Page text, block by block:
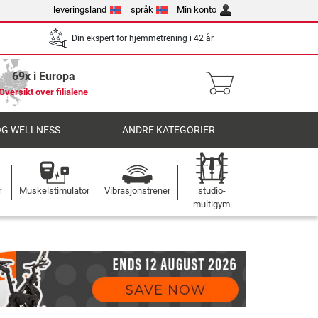
leveringsland språk Min konto
Din ekspert for hjemmetrening i 42 år
69x i Europa
over filialene
WELLNESS ANDRE KATEGORIER
Muskelstimulator Vibrasjonstrener
studio-
multigym